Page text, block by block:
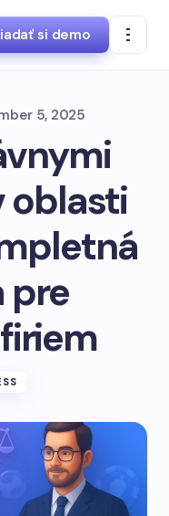
si demo
5, 2025
oblasti
pre